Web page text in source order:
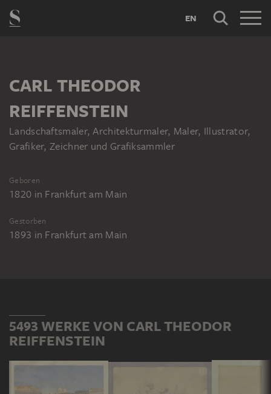
EN
CARL THEODOR
REIFFENSTEIN
Landschaftsmaler, Architekturmaler, Maler, Illustrator,
Grafiker, Zeichner und Grafiksammler
Geboren
1820 in Frankfurt am Main
Gestorben
1893 in Frankfurt am Main
5493 WERKE VON CARL THEODOR
REIFFENSTEIN